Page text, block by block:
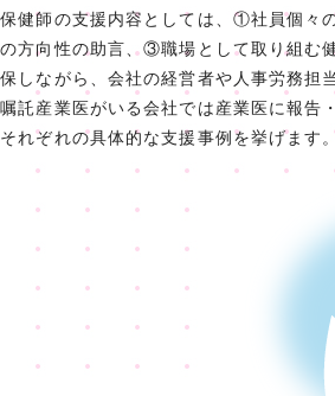
健師の支援内容としては、①社員個々
方向性の助言、③職場として取り組む
しながら、会社の経営者や人事労務担
嘱託産業医がいる会社では産業医に報
れぞれの具体的な支援事例を挙げます